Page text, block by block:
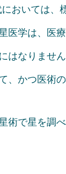
おいては、
医学は、医
はなりませ
、かつ医術
術で星を調